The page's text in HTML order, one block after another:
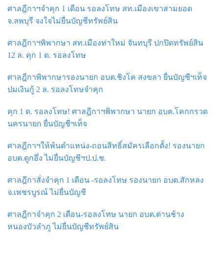
ศาลฎีกาฯจำคุก 1 เดือน รอลงโทษ สท.เมืองเขาสามยอด
จ.ลพบุรี จงใจไม่ยื่นบัญชีทรัพย์สิน
ศาลฎีกาฯพิพากษา สท.เมืองท่าใหม่ จันทบุรี ปกปิดทรัพย์สิน
12 ล. คุก 1 ด. รอลงโทษ
ศาลฎีกาพิพากษารองนายก อบต.ชิงโค สงขลา ยื่นบัญชีฯเท็จ
ปมเงินกู้ 2 ล. รอลงโทษจำคุก
คุก 1 ด. รอลงโทษ! ศาลฎีกาฯพิพากษา นายก อบต.โคกกรวด
นครนายก ยื่นบัญชีฯเท็จ
ศาลฎีกาฯให้พ้นตำแหน่ง-ถอนสิทธิ์สมัครเลือกตั้ง! รองนายก
อบต.ดูกอึ่ง ไม่ยื่นบัญชีฯป.ป.ช.
ศาลฎีกาสั่งจำคุก 1 เดือน -รอลงโทษ รองนายก อบต.สักหลง
จ.เพชรบูรณ์ ไม่ยื่นบัญชี
ศาลฎีกาจำคุก 2 เดือน-รอลงโทษ นายก อบต.ด่านช้าง
หนองบัวลำภู ไม่ยื่นบัญชีทรัพย์สิน